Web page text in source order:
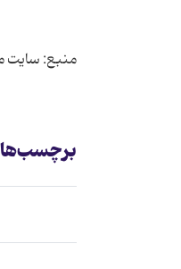
منبع: سایت
برچسب‌ها